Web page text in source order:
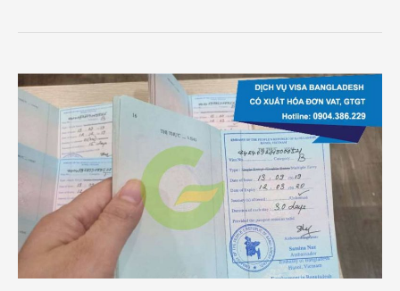
Dịch
vụ
làm
visa
Bangladesh
có
hóa
đơn
VAT